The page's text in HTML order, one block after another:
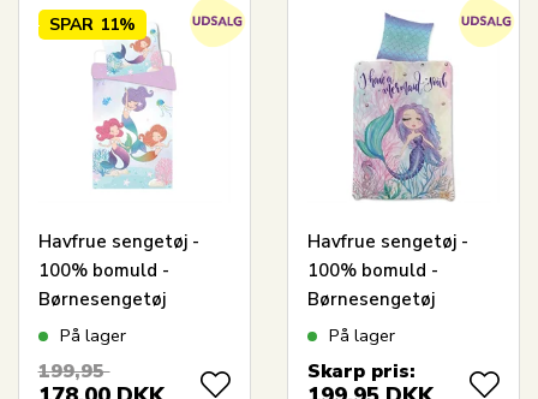
SPAR 11%
Havfrue sengetøj -
100% bomuld -
Børnesengetøj
140x200 cm - Bagside
På lager
199,95
Havfrue sengetøj -
100% bomuld -
Børnesengetøj
140x200 cm -
På lager
Skarp pris: